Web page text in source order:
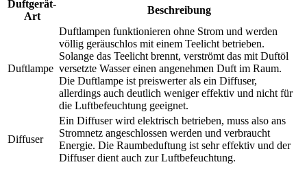
Duftgerät-
Art
Beschreibung
Duftlampe
Duftlampen funktionieren ohne Strom und werden
völlig geräuschlos mit einem Teelicht betrieben.
Solange das Teelicht brennt, verströmt das mit Duftöl
versetzte Wasser einen angenehmen Duft im Raum.
Die Duftlampe ist preiswerter als ein Diffuser,
allerdings auch deutlich weniger effektiv und nicht für
die Luftbefeuchtung geeignet.
Diffuser
Ein Diffuser wird elektrisch betrieben, muss also ans
Stromnetz angeschlossen werden und verbraucht
Energie. Die Raumbeduftung ist sehr effektiv und der
Diffuser dient auch zur Luftbefeuchtung.